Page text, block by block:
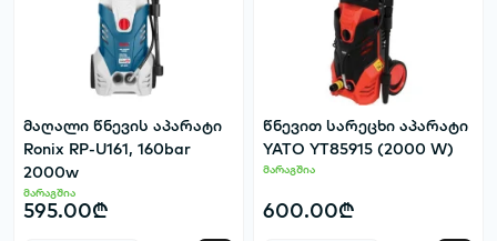
მაღალი წნევის აპარატი
Ronix RP-U161, 160bar
2000w
მარაგშია
595.00₾
წნევით სარეცხი აპარატი
YATO YT85915 (2000 W)
მარაგშია
600.00₾